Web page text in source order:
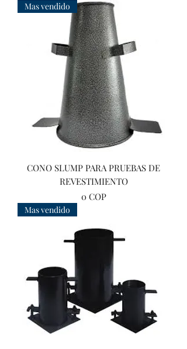
Mas vendido
CONO SLUMP PARA PRUEBAS DE
REVESTIMIENTO
Precio
0 COP
Mas vendido